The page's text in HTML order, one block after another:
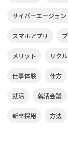
サイバーエージェン
スマホアプリ
メリット リク
仕事体験 仕方
就活 就活会議
新卒採用 方法